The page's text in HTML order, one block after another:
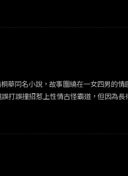
的社會悲歌依舊不斷重演。電影講述
的鋪陳，加上演員們細膩的情感表達，
華同名小說，故事圍繞在一女四男的情
打誤撞招惹上性情古怪霸道，但因為長
順利登基，結交了有威望，但鋼鐵直男
要求，劇粉也在各方面給出諸多建議
明》&nbsp;8月阿里巴巴公布財報，《